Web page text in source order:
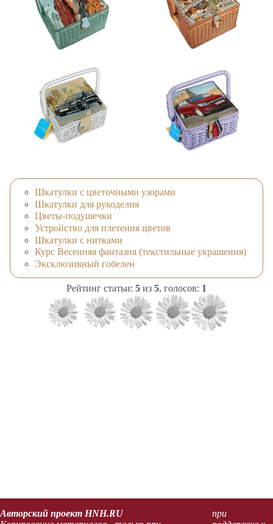
Шкатулки с цветочными узорами
Шкатулки для рукоделия
Цветы-подушечки
Устройство для плетения цветов
Шкатулки с нитками
Курс Весенняя фантазия (текстильные украшения)
Эксклюзивный гобелен
Рейтинг статьи: 5 из 5, голосов: 1
Авторский проект HNH.RU
при